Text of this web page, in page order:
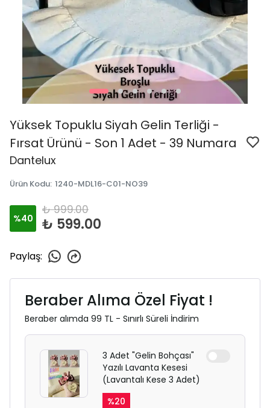
Yüksek Topuklu Siyah Gelin Terliği -
Fırsat Ürünü - Son 1 Adet - 39 Numara
Dantelux
Ürün Kodu: 1240-MDL16-C01-NO39
%40
₺ 999.00
₺ 599.00
Paylaş:
Beraber Alıma Özel Fiyat !
Beraber alımda 99 TL - Sınırlı Süreli İndirim
3 Adet "Gelin Bohçası"
Yazılı Lavanta Kesesi
(Lavantalı Kese 3 Adet)
%20